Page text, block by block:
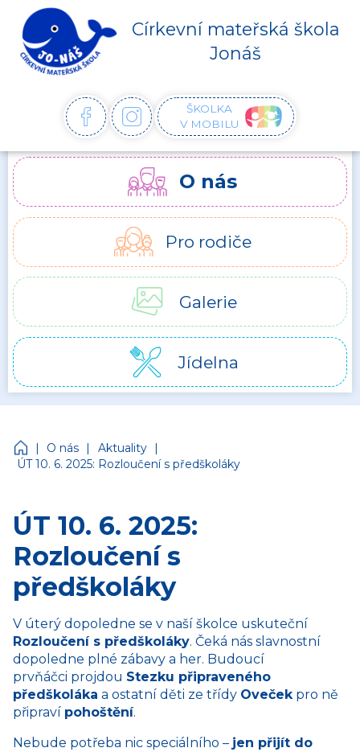
Církevní mateřská škola
Jonáš
FACEBOOKINSTAGRAM
ŠKOLKA
V MOBILU
O nás
Pro rodiče
Galerie
Jídelna
Církevní mateřská škola Jonáš
| O nás | Aktuality |
ÚT 10. 6. 2025: Rozloučení s předškoláky
ÚT 10. 6. 2025:
Rozloučení s
předškoláky
V úterý dopoledne se v naší školce uskuteční
Rozloučení s předškoláky. Čeká nás slavnostní
dopoledne plné zábavy a her. Budoucí
prvňáčci projdou Stezku připraveného
předškoláka a ostatní děti ze třídy Ovečekpro ně
připraví pohoštění.
Nebude potřeba nic speciálního – jen přijít do